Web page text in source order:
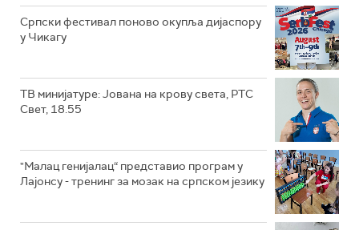
Српски фестивал поново окупља дијаспору
у Чикагу
ТВ минијатуре: Јована на крову света, РТС
Свет, 18.55
"Малац генијалац“ представио програм у
Лајонсу - тренинг за мозак на српском језику